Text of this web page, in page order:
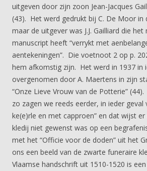
uitgeven door zijn zoon Jean-Jacques
(43). Het werd gedrukt bij C. De Moor in
maar de uitgever was J.J. Gailliard die het
manuscript heeft “verrykt met
aentekeningen”. Die voetnoot 2 op p.
hem afkomstig zijn. Het werd in 1937 in
overgenomen door A. Maertens in zijn
“Onze Lieve Vrouw van de Potterie”
zo zagen we reeds eerder, in ieder geval
ke(e)rle en met capproen” en dat wijst
kledij niet gewenst was op een
met het “Officie voor de doden” uit het
ons een beeld van de zwarte funeraire
Vlaamse handschrift uit 1510-1520 is